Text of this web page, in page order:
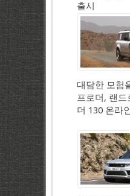
출시
대담한 모험
프로더, 랜드
더 130 온라